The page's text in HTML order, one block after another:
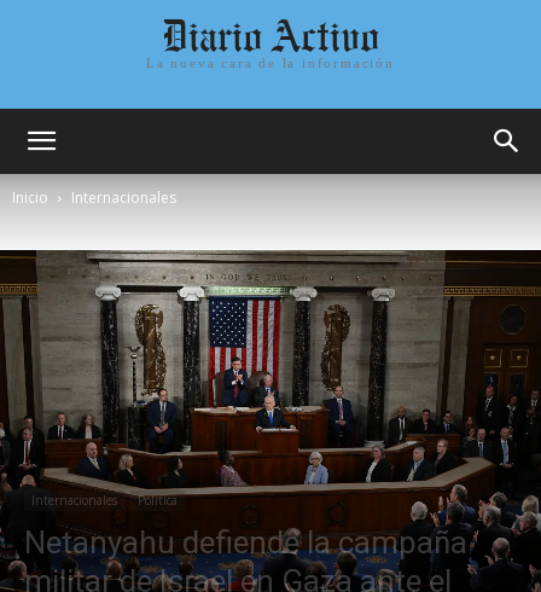
Diario Activo
La nueva cara de la información
Inicio Internacionales
Internacionales Politica
Netanyahu defiende la campaña
militar de Israel en Gaza ante el